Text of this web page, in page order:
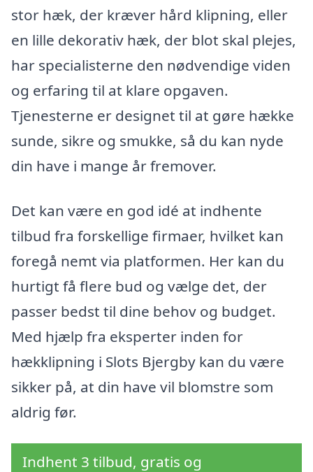
stor hæk, der kræver hård klipning, eller
en lille dekorativ hæk, der blot skal plejes,
har specialisterne den nødvendige viden
og erfaring til at klare opgaven.
Tjenesterne er designet til at gøre hække
sunde, sikre og smukke, så du kan nyde
din have i mange år fremover.
Det kan være en god idé at indhente
tilbud fra forskellige firmaer, hvilket kan
foregå nemt via platformen. Her kan du
hurtigt få flere bud og vælge det, der
passer bedst til dine behov og budget.
Med hjælp fra eksperter inden for
hækklipning i Slots Bjergby kan du være
sikker på, at din have vil blomstre som
aldrig før.
Indhent 3 tilbud, gratis og